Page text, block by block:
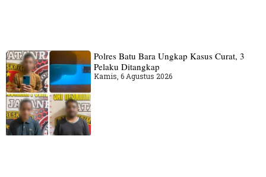
Polres Batu Bara Ungkap Kasus Curat, 3
Pelaku Ditangkap
Kamis, 6 Agustus 2026